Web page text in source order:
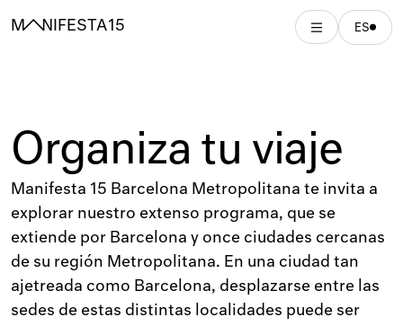
MANIFESTA 15 ES
Organiza tu viaje
Manifesta 15 Barcelona Metropolitana te invita a
explorar nuestro extenso programa, que se
extiende por Barcelona y once ciudades cercanas
de su región Metropolitana. En una ciudad tan
ajetreada como Barcelona, desplazarse entre las
sedes de estas distintas localidades puede ser